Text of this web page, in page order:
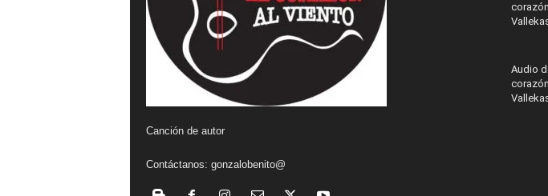
n
t
Canción de autor
Contáctanos: gonzalobenito@
Audio